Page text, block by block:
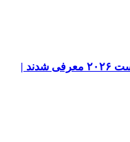
بازی‌های ماهانه پلی استیشن پلاس آگوست ۲۰۲۶ معرفی شدند |